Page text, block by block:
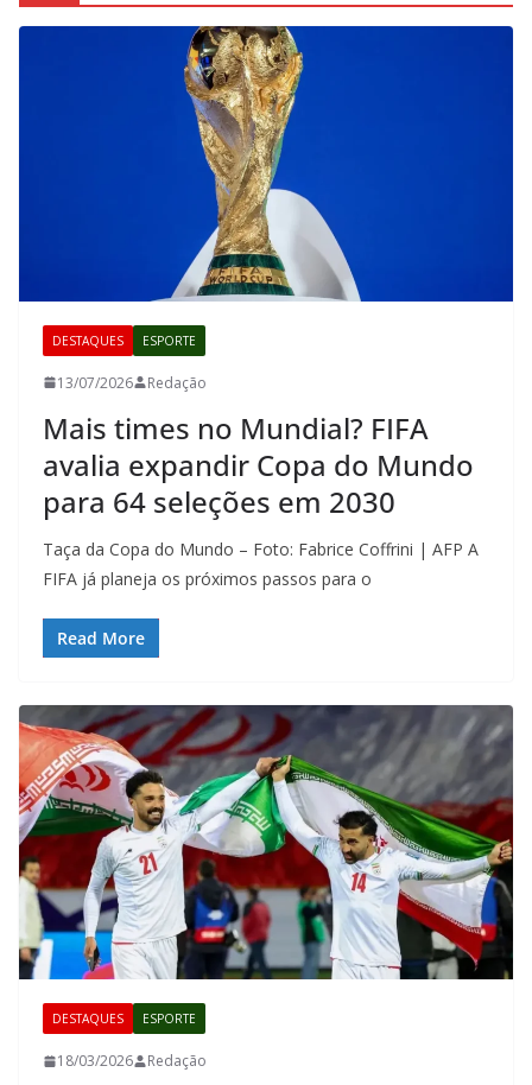
DESTAQUES ESPORTE
13/07/2026 Redação
Mais times no Mundial? FIFA
avalia expandir Copa do Mundo
para 64 seleções em 2030
Taça da Copa do Mundo – Foto: Fabrice Coffrini | AFP A
FIFA já planeja os próximos passos para o
Read More
DESTAQUES ESPORTE
18/03/2026 Redação